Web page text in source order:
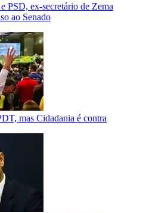
PSD, ex-secretário de Zema
ao Senado
mas Cidadania é contra